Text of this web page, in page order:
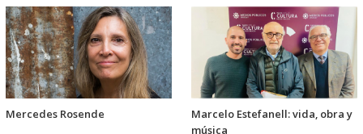
Mercedes Rosende
Marcelo Estefanell: vida, obra y
música